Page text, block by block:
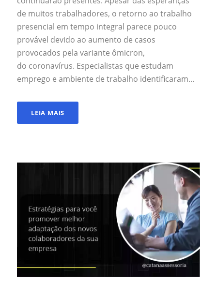
de muitos trabalhadores, o retorno ao trabalho
presencial em tempo integral parece pouco
provável devido ao aumento de casos
provocados pela variante ômicron,
do coronavírus. Especialistas que estudam
emprego e ambiente de trabalho identificaram...
LEIA MAIS